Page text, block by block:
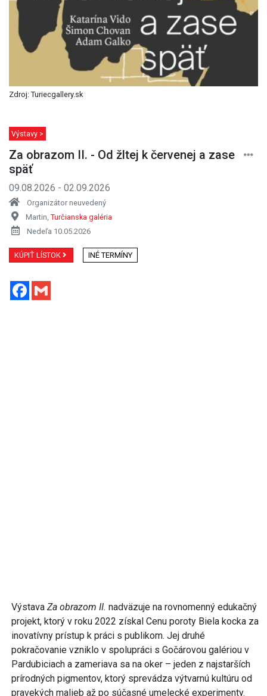
Zdroj: Turiecgallery.sk
Výstavy >
Za obrazom II. - Od žltej k červenej a zase
späť
09.08.2026 - 02.09.2026
Organizátor neuvedený
Martin, Turčianska galéria
Nedeľa 10.05.2026
KÚPIŤ LÍSTOK INÉ TERMÍNY
Facebook
Výstava Za obrazom II. nadväzuje na rovnomenný edukačný
projekt, ktorý v roku 2022 získal Cenu poroty Biela kocka za
inovatívny prístup k práci s publikom. Jej druhé
pokračovanie vzniklo v spolupráci s Gočárovou galériou v
Pardubiciach a zameriava sa na oker – jeden z najstarších
prírodných pigmentov, ktorý sprevádza výtvarnú kultúru od
pravekých malieb až po súčasné umelecké experimenty.